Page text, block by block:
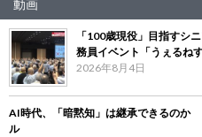
動画
「100歳現役」目指すシ
務員イベント「うぇるね
2026年8月4日
AI時代、「暗黙知」は継承できるのか
ル